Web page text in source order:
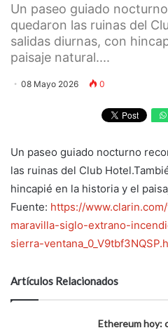
Un paseo guiado
quedaron las ruinas del
salidas diurnas, con
paisaje natural....
08 Mayo 2026 0
Un paseo guiado nocturno
las ruinas del Club
hincapié en la historia y el
Fuente: https://
maravilla-siglo-extrano-
sierra-
Artículos Relacionados
Ethereum hoy: